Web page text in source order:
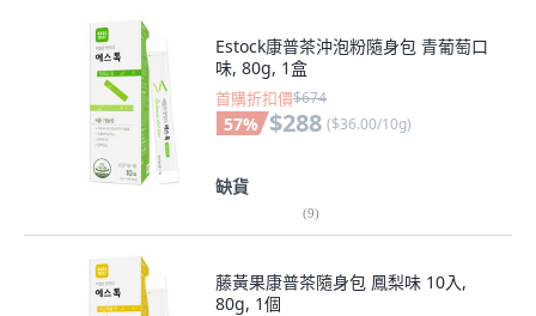
Estock康普茶沖泡粉隨身包 青葡萄口
味, 80g, 1盒
首購折扣價$674
57% $288 ($36.00/10g)
缺貨
(9)
藤黃果康普茶隨身包 鳳梨味 10入,
80g, 1個